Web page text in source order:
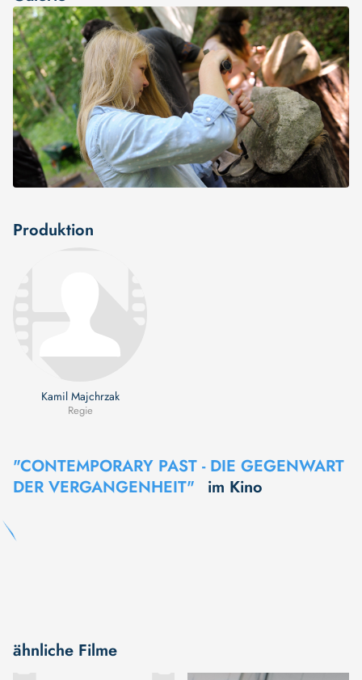
Produktion
Kamil Majchrzak
Regie
"CONTEMPORARY PAST - DIE GEGENWART
DER VERGANGENHEIT"
im Kino
ähnliche Filme